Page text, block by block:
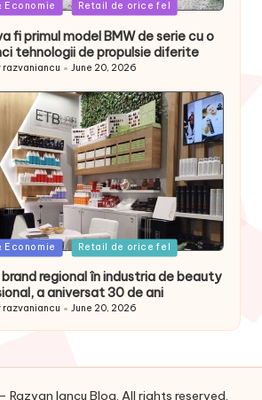
Economie Retail de orice fel
fi primul model BMW de serie cu o
tehnologii de propulsie diferite
razvaniancu June 20, 2026
Economie Retail de orice fel
regional în industria de beauty
a aniversat 30 de ani
razvaniancu June 20, 2026
Iancu Blog. All rights reserved.